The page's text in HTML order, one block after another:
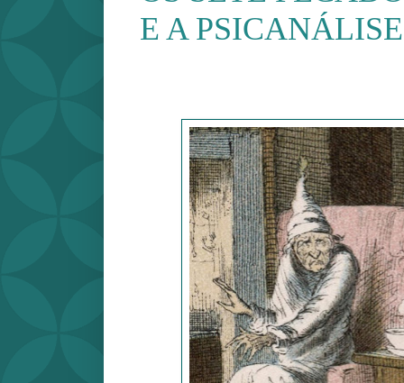
E A